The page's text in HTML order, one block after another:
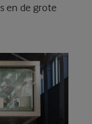
en de grote